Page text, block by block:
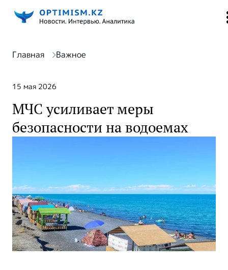
Главная Важное
15 мая 2026
МЧС усиливает меры
безопасности на водоемах